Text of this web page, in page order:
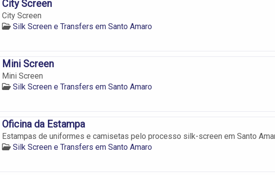
City Screen
City Screen
Silk Screen e Transfers em Santo Amaro
Mini Screen
Mini Screen
Silk Screen e Transfers em Santo Amaro
Oficina da Estampa
Estampas de uniformes e camisetas pelo processo silk-screen em Santo
Silk Screen e Transfers em Santo Amaro